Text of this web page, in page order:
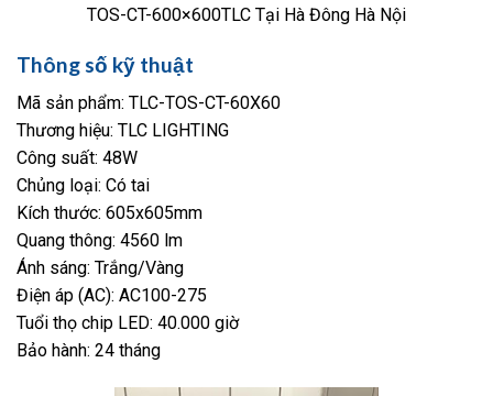
TOS-CT-600×600TLC Tại Hà Đông Hà Nội
Thông số kỹ thuật
Mã sản phẩm: TLC-TOS-CT-60X60
Thương hiệu: TLC LIGHTING
Công suất: 48W
Chủng loại: Có tai
Kích thước: 605x605mm
Quang thông: 4560 lm
Ánh sáng: Trắng/Vàng
Điện áp (AC): AC100-275
Tuổi thọ chip LED: 40.000 giờ
Bảo hành: 24 tháng